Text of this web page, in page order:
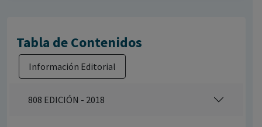
Tabla de Contenidos
Información Editorial
808 EDICIÓN - 2018